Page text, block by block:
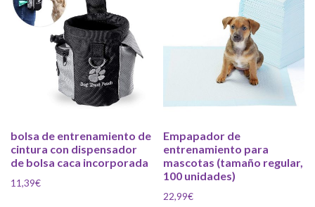
bolsa de entrenamiento de
cintura con dispensador
de bolsa caca incorporada
11,39€
Empapador de
entrenamiento para
mascotas (tamaño regular,
100 unidades)
22,99€